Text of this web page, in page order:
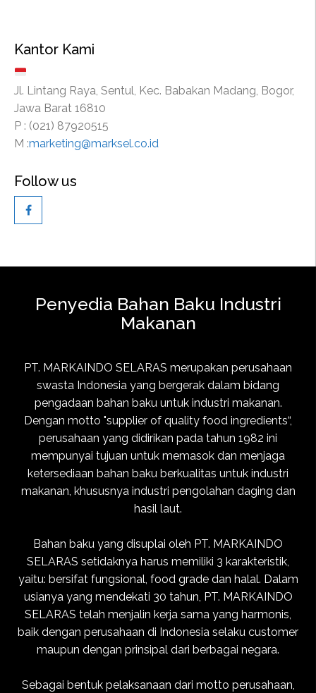
Kantor Kami
Jl. Lintang Raya, Sentul, Kec. Babakan Madang, Bogor,
Jawa Barat 16810
P : (021) 87920515
M :marketing@marksel.co.id
Follow us
Penyedia Bahan Baku Industri
Makanan
PT. MARKAINDO SELARAS merupakan perusahaan
swasta Indonesia yang bergerak dalam bidang
pengadaan bahan baku untuk industri makanan.
Dengan motto "supplier of quality food ingredients“,
perusahaan yang didirikan pada tahun 1982 ini
mempunyai tujuan untuk memasok dan menjaga
ketersediaan bahan baku berkualitas untuk industri
makanan, khususnya industri pengolahan daging dan
hasil laut.
Bahan baku yang disuplai oleh PT. MARKAINDO
SELARAS setidaknya harus memiliki 3 karakteristik,
yaitu: bersifat fungsional, food grade dan halal. Dalam
usianya yang mendekati 30 tahun, PT. MARKAINDO
SELARAS telah menjalin kerja sama yang harmonis,
baik dengan perusahaan di Indonesia selaku customer
maupun dengan prinsipal dari berbagai negara.
Sebagai bentuk pelaksanaan dari motto perusahaan,